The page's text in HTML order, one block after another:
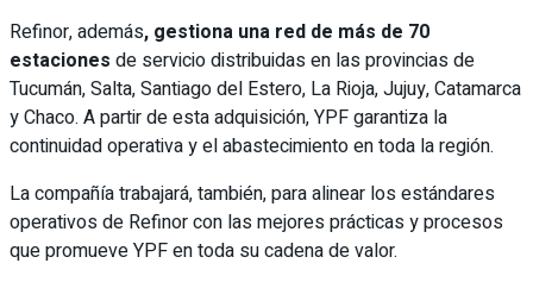
Refinor, además, gestiona una red de más de 70
estaciones de servicio distribuidas en las provincias de
Tucumán, Salta, Santiago del Estero, La Rioja, Jujuy, Catamarca
y Chaco. A partir de esta adquisición, YPF garantiza la
continuidad operativa y el abastecimiento en toda la región.
La compañía trabajará, también, para alinear los estándares
operativos de Refinor con las mejores prácticas y procesos
que promueve YPF en toda su cadena de valor.